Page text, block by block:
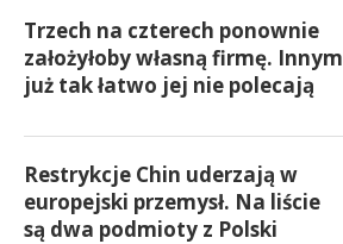
Trzech na czterech ponownie
założyłoby własną firmę. Innym
już tak łatwo jej nie polecają
Restrykcje Chin uderzają w
europejski przemysł. Na liście
są dwa podmioty z Polski